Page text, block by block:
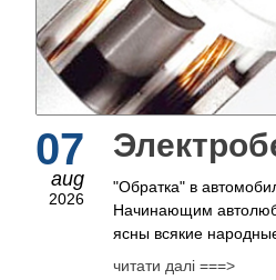
07
aug
2026
"Обратка" в
Начинающим
ясны всякие
читати далі ===>